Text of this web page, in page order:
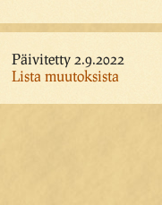
Päivitetty 2.9.2022
Lista muutoksista